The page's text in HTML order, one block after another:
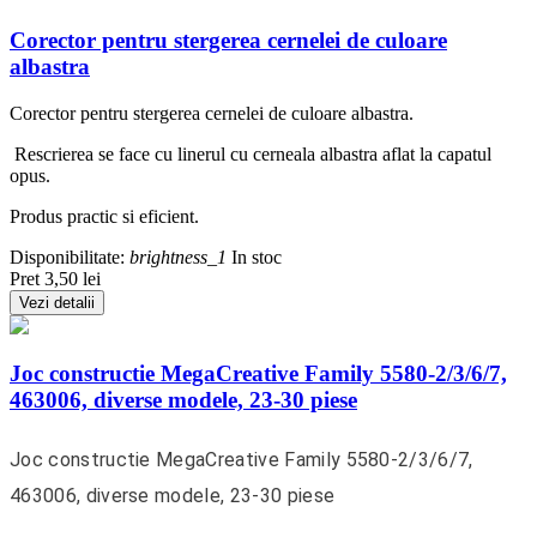
Corector pentru stergerea cernelei de culoare
albastra
Corector pentru stergerea cernelei de culoare albastra.
Rescrierea se face cu linerul cu cerneala albastra aflat la capatul
opus.
Produs practic si eficient.
Disponibilitate: brightness_1 In stoc
Pret 3,50 lei
Vezi detalii
Joc constructie MegaCreative Family 5580-2/3/6/7,
463006, diverse modele, 23-30 piese
Joc constructie MegaCreative Family 5580-2/3/6/7,
463006, diverse modele, 23-30 piese